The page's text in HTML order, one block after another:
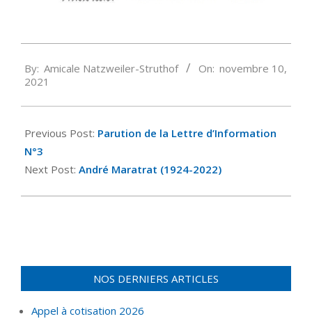
11-
10
By: Amicale Natzweiler-Struthof On: novembre 10,
2021
Previous Post: Parution de la Lettre d’Information
N°3
Next Post: André Maratrat (1924-2022)
NOS DERNIERS ARTICLES
Appel à cotisation 2026